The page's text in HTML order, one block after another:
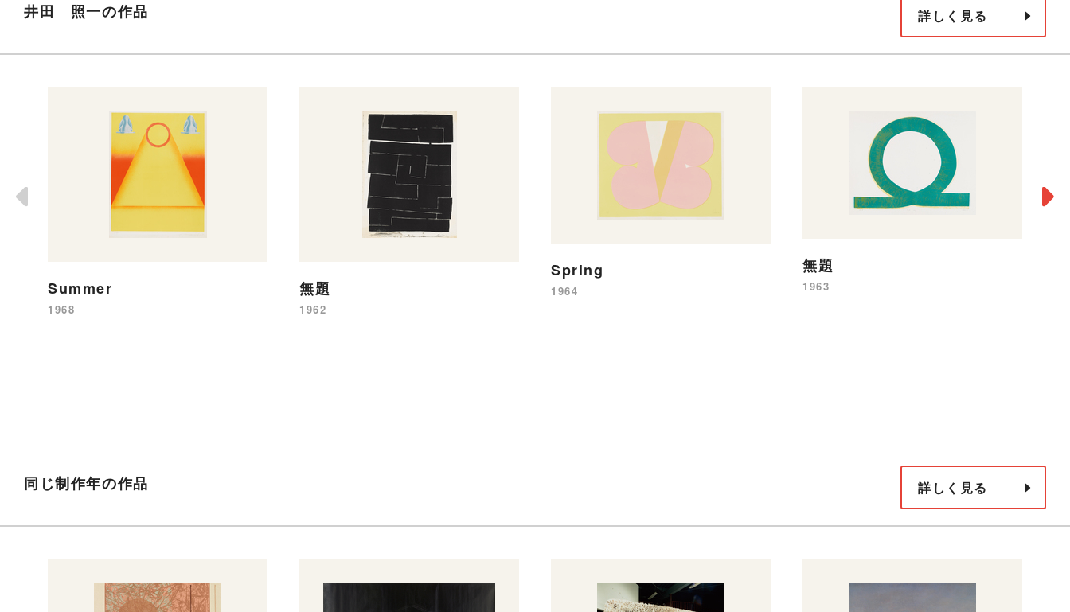
井田 照一の作品 詳しく見る
Summer
1968
無題
1962
Spring
1964
無題
1963
同じ制作年の作品 詳しく見る